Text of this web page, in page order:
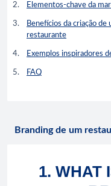
Elementos-chave da
Benefícios da criação
restaurante
Exemplos inspiradores
FAQ
Branding de um
1. WHAT